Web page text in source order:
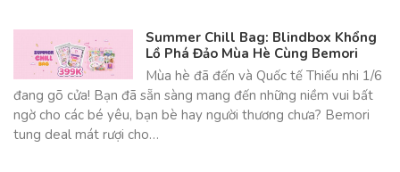
Summer Chill Bag: Blindbox Khổng
Lồ Phá Đảo Mùa Hè Cùng Bemori
Mùa hè đã đến và Quốc tế Thiếu nhi 1/6
đang gõ cửa! Bạn đã sẵn sàng mang đến những niềm vui bất
ngờ cho các bé yêu, bạn bè hay người thương chưa? Bemori
tung deal mát rượi cho…